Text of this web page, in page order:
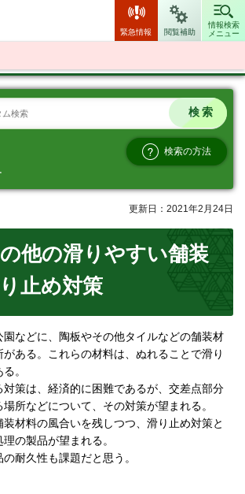
緊急情報 閲覧補助
情報検索
メニュー
検索の方法
更新日：2021年2月24日
他の滑りやすい舗装
止め対策
などに、陶板やその他タイルなどの舗装材
ある。これらの材料は、ぬれることで滑り
。
対策は、経済的に困難であるが、交差点部分
所などについて、その対策が望まれる。
装材料の風合いを残しつつ、滑り止め対策と
の製品が望まれる。
耐久性も課題だと思う。